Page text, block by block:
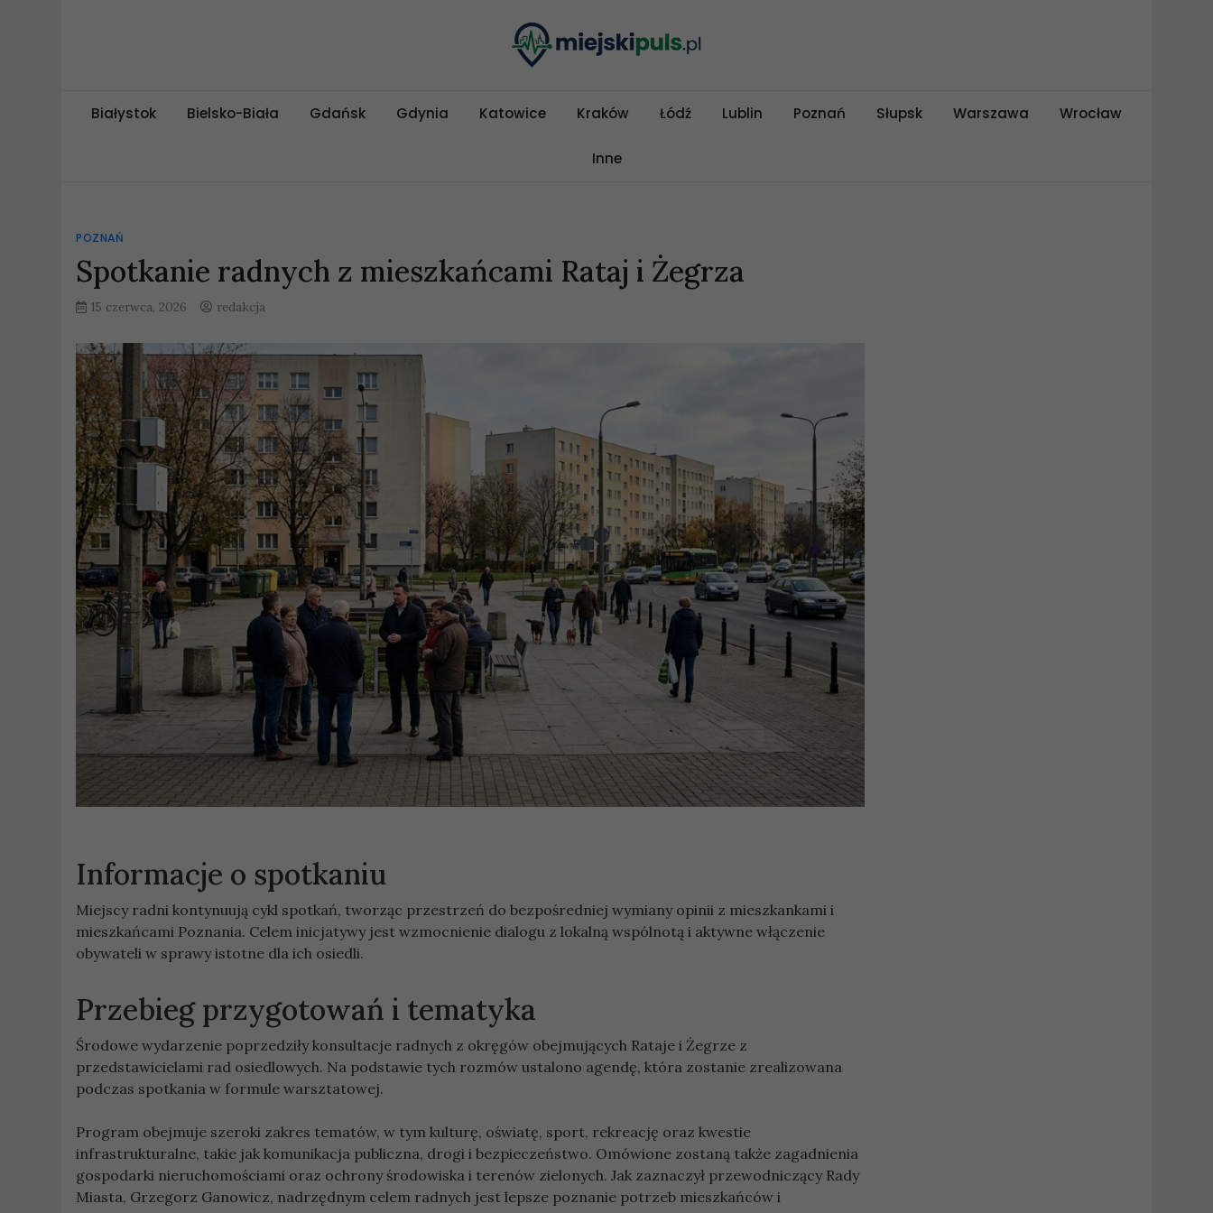
miejskipuls.pl
Białystok Bielsko-Biała Gdańsk Gdynia Katowice Kraków Łódź Lublin Poznań Słupsk Warszawa Wrocław
Inne
POZNAŃ
Spotkanie radnych z mieszkańcami Rataj i Żegrza
15 czerwca, 2026 redakcja
Informacje o spotkaniu
Miejscy radni kontynuują cykl spotkań, tworząc przestrzeń do bezpośredniej wymiany opinii z mieszkankami i
mieszkańcami Poznania. Celem inicjatywy jest wzmocnienie dialogu z lokalną wspólnotą i aktywne włączenie
obywateli w sprawy istotne dla ich osiedli.
Przebieg przygotowań i tematyka
Środowe wydarzenie poprzedziły konsultacje radnych z okręgów obejmujących Rataje i Żegrze z
przedstawicielami rad osiedlowych. Na podstawie tych rozmów ustalono agendę, która zostanie zrealizowana
podczas spotkania w formule warsztatowej.
Program obejmuje szeroki zakres tematów, w tym kulturę, oświatę, sport, rekreację oraz kwestie
infrastrukturalne, takie jak komunikacja publiczna, drogi i bezpieczeństwo. Omówione zostaną także zagadnienia
gospodarki nieruchomościami oraz ochrony środowiska i terenów zielonych. Jak zaznaczył przewodniczący Rady
Miasta, Grzegorz Ganowicz, nadrzędnym celem radnych jest lepsze poznanie potrzeb mieszkańców i